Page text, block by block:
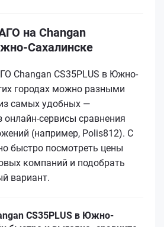
на Changan
Сахалинске
Changan CS35PLUS в Южно-
городах можно разными
самых удобных —
сервисы сравнения
(например, Polis812). С
быстро посмотреть цены
компаний и подобрать
вариант.
CS35PLUS в Южно-